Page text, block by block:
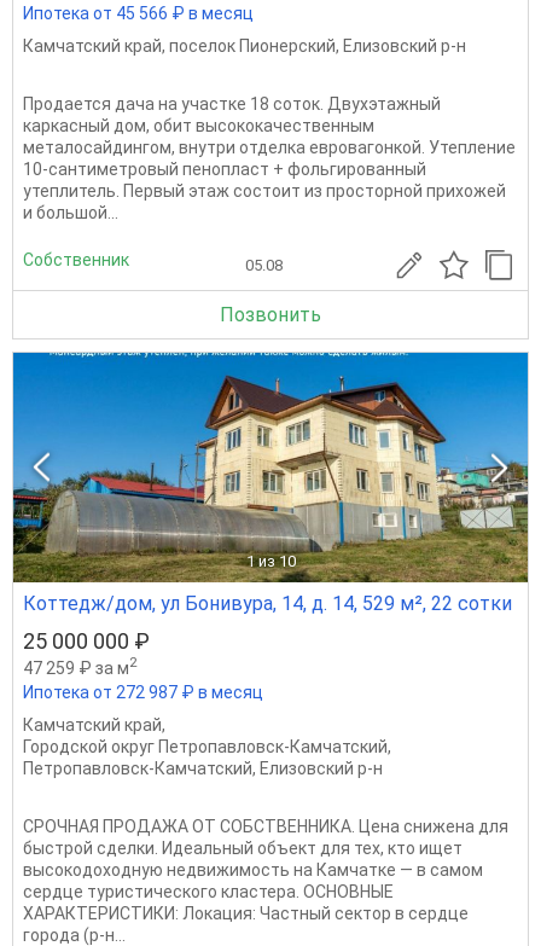
Ипотека от 45 566 ₽ в месяц
Камчатский край, поселок Пионерский, Елизовский р-н
Продается дача на участке 18 соток. Двухэтажный
каркасный дом, обит высококачественным
металосайдингом, внутри отделка евровагонкой. Утепление
10-сантиметровый пенопласт + фольгированный
утеплитель. Первый этаж состоит из просторной прихожей
и большой...
Собственник 05.08
Позвонить
1 из 10
Коттедж/дом, ул Бонивура, 14, д. 14, 529 м², 22 сотки
25 000 000 ₽
47 259 ₽ за м2
Ипотека от 272 987 ₽ в месяц
Камчатский край,
Городской округ Петропавловск-Камчатский,
Петропавловск-Камчатский, Елизовский р-н
СРОЧНАЯ ПРОДАЖА ОТ СОБСТВЕННИКА. Цена снижена для
быстрой сделки. Идеальный объект для тех, кто ищет
высокодоходную недвижимость на Камчатке — в самом
сердце туристического кластера. ОСНОВНЫЕ
ХАРАКТЕРИСТИКИ: Локация: Частный сектор в сердце
города (р-н...